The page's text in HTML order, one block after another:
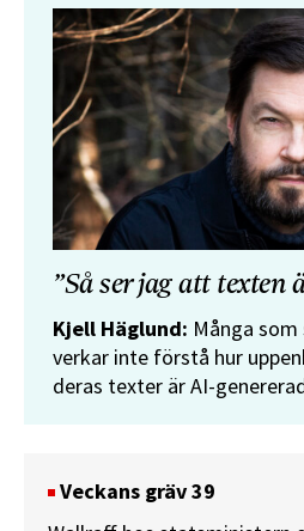
”Så ser jag att texten
Kjell Häglund: Många
verkar inte förstå hur
deras texter är AI-
Veckans gräv 39